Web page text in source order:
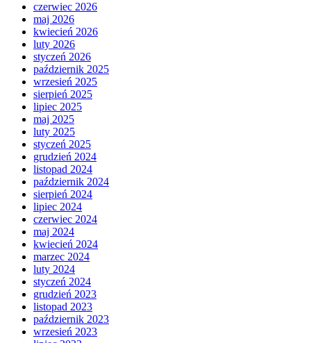
czerwiec 2026
maj 2026
kwiecień 2026
luty 2026
styczeń 2026
październik 2025
wrzesień 2025
sierpień 2025
lipiec 2025
maj 2025
luty 2025
styczeń 2025
grudzień 2024
listopad 2024
październik 2024
sierpień 2024
lipiec 2024
czerwiec 2024
maj 2024
kwiecień 2024
marzec 2024
luty 2024
styczeń 2024
grudzień 2023
listopad 2023
październik 2023
wrzesień 2023